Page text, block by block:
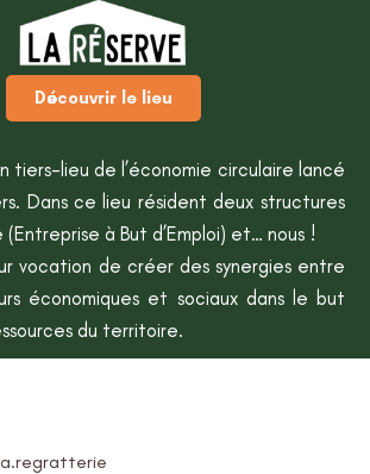
Découvrir le lieu
tiers-lieu de l’économie circulaire lancé
Dans ce lieu résident deux structures
(Entreprise à But d’Emploi) et… nous !
vocation de créer des synergies entre
économiques et sociaux dans le but
du territoire.